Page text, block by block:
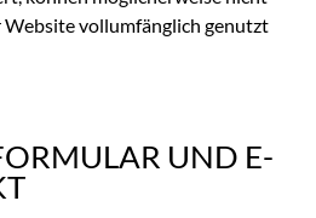
vollumfänglich genutzt
UND E-